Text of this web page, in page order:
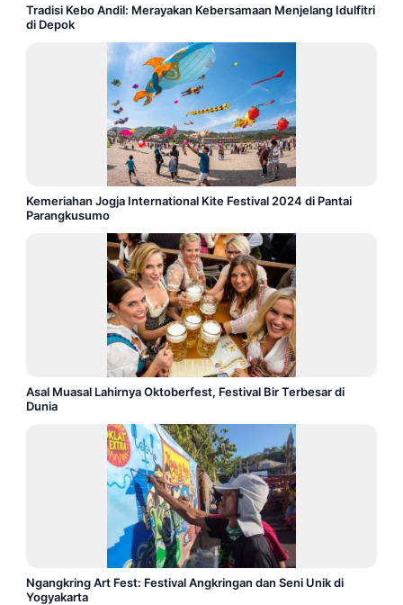
Tradisi Kebo Andil: Merayakan Kebersamaan Menjelang Idulfitri
di Depok
Kemeriahan Jogja International Kite Festival 2024 di Pantai
Parangkusumo
Asal Muasal Lahirnya Oktoberfest, Festival Bir Terbesar di
Dunia
Ngangkring Art Fest: Festival Angkringan dan Seni Unik di
Yogyakarta